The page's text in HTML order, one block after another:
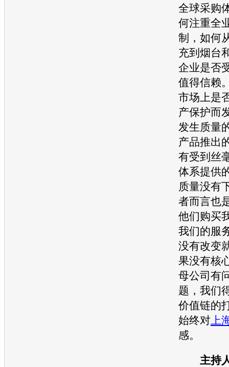
全球采购
何注重全
制，如何
充到烟台
企业是否
值得信赖
市场上是
产保护而
发生质量
产品推出
有受到丝
体系提供
质量没有
者而言也
他们购买
我们的服
没有改变
果没有核
母公司有
题，我们
价值链的
始终对上
感。
主持